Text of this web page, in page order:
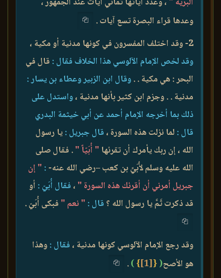
وعدها قراء البصرة تسع آيات .
2- وقد اختلف المفسرون في كونها مدنية أو مكية ،
وقد لخص الإمام الآلوسي هذا الخلاف فقال : قال في
البحر : هي مكية . .وقال ابن الزبير وعطاء بن يسار :
مدنية . . وجزم ابن كثير بأنها مدنية ،واستدل على
ذلك بما أخرجه الإمام أحمد عن أبي خيثمة البدري
قال : لما نزلت هذه السورة ، قال جبريل :يا رسول
الله ، إن ربك يأمرك أن تقرئها " أُبَيّاً ". فقال صلى
الله عليه وسلم لأُبَيِّ بن كعب –رضي الله عنه- : " إن
جبريل أمرني أن أقرئك هذه السورة " ، فقال أُبَيّ : أو
قد ذكرت ثَمَّ يا رسول الله ؟ قال : " نعم " فبكى أُبَيّ .
وقد رجع الإمام الآلوسي كونها مدنية ، فقال :وهذا
هو الأصح(
{
[1]
}
)
.